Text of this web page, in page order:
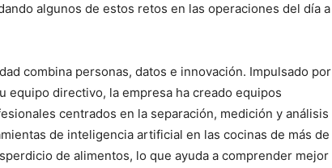
algunos de estos retos en las operaciones del día a
combina personas, datos e innovación. Impulsado por
equipo directivo, la empresa ha creado equipos
centrados en la separación, medición y análisis
de inteligencia artificial en las cocinas de más de
de alimentos, lo que ayuda a comprender mejor